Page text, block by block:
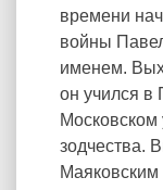
времени
войны
именем.
он учился в
зодчества.